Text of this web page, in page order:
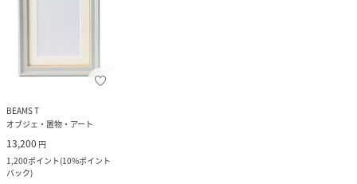
BEAMS T
オブジェ・置物・アート
13,200 円
1,200ポイント(10%ポイント
バック)